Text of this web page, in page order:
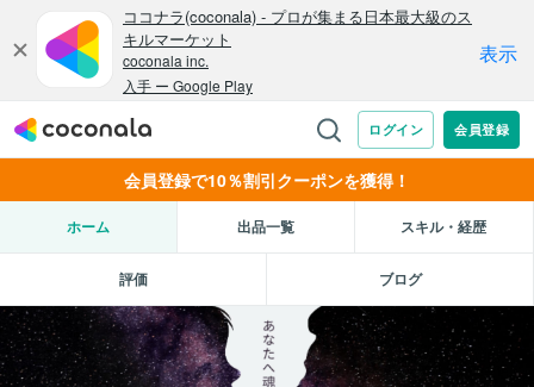
会員登録で10％割引クーポンを獲得！
ホーム 出品一覧 スキル・経歴
評価 ブログ